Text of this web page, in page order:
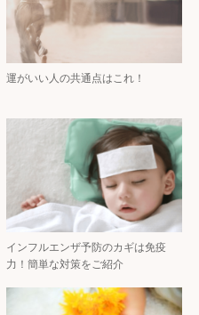
運がいい人の共通点はこれ！
インフルエンザ予防のカギは免疫
力！簡単な対策をご紹介